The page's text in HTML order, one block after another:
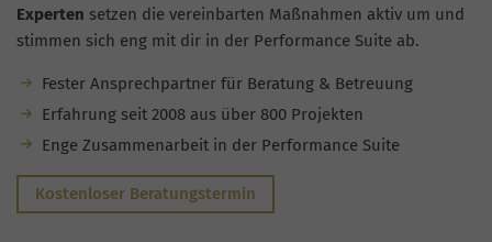
Experten setzen die vereinbarten Maßnahmen aktiv um und
stimmen sich eng mit dir in der Performance Suite ab.
Fester Ansprechpartner für Beratung & Betreuung
Erfahrung seit 2008 aus über 800 Projekten
Enge Zusammenarbeit in der Performance Suite
Kostenloser Beratungstermin